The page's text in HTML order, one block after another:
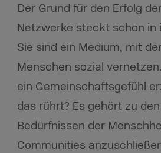
Der Grund für den Erfolg
Netzwerke steckt schon in
Sie sind ein Medium, mit
Menschen sozial
ein Gemeinschaftsgefühl
das rührt? Es gehört zu
Bedürfnissen der
Communities